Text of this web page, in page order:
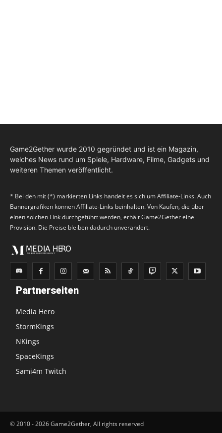
Game2Gether wurde 2010 gegründet und ist ein Magazin,
welches News rund um Spiele, Hardware, Filme, Gadgets und
weiteren Themen veröffentlicht.
* Bei den mit (*) markierten Links handelt es sich um Affiliate-Links. Auch
Bannergrafiken können Affiliate-Links beinhalten. Von Käufen, die über
einen solchen Link durchgeführt werden, erhält Game2Gether eine
Provision. Die Preise bleiben dadurch unverändert.
Partnerseiten
Media Hero
StormKings
NKings
SpaceKings
Sami4m Twitch
© 2010 - 2026 Game2Gether, All rights reserved